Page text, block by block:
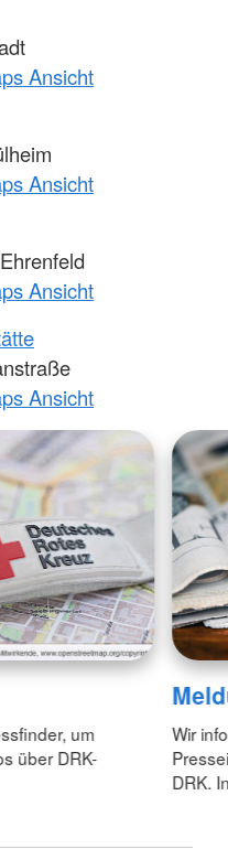
Ansicht
Ansicht
Ansicht
Ansicht
um
über DRK-
Wir
DRK.